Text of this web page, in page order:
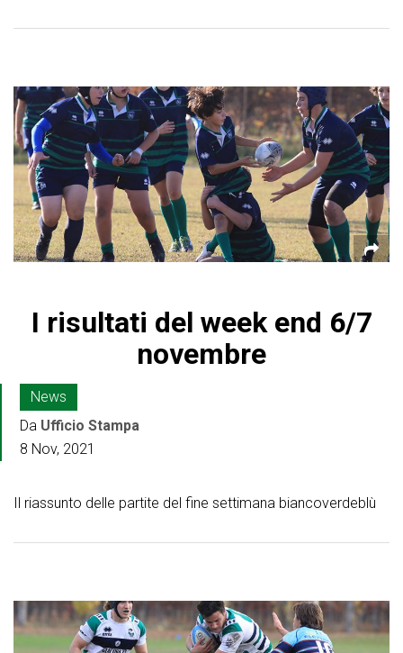
I risultati del week end 6/7
novembre
News
Da Ufficio Stampa
8 Nov, 2021
Il riassunto delle partite del fine settimana biancoverdeblù